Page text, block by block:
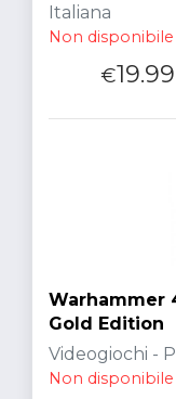
Italiana
Non disponibile
€19.99
Warhammer
Gold Edition
Videogiochi -
Non disponibile